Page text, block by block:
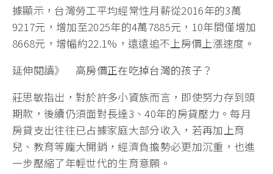
據顯示，台灣勞工平均經常性月薪從2016年的3萬
9217元，增加至2025年的4萬7885元，10年間僅增加
8668元，增幅約22.1%，遠遠追不上房價上漲速度。
延伸閱讀》 高房價正在吃掉台灣的孩子？
莊思敏指出，對於許多小資族而言，即使努力存到頭
期款，後續仍須面對長達3、40年的房貸壓力。每月
房貸支出往往已占據家庭大部分收入，若再加上育
兒、教育等龐大開銷，經濟負擔勢必更加沉重，也進
一步壓縮了年輕世代的生育意願。